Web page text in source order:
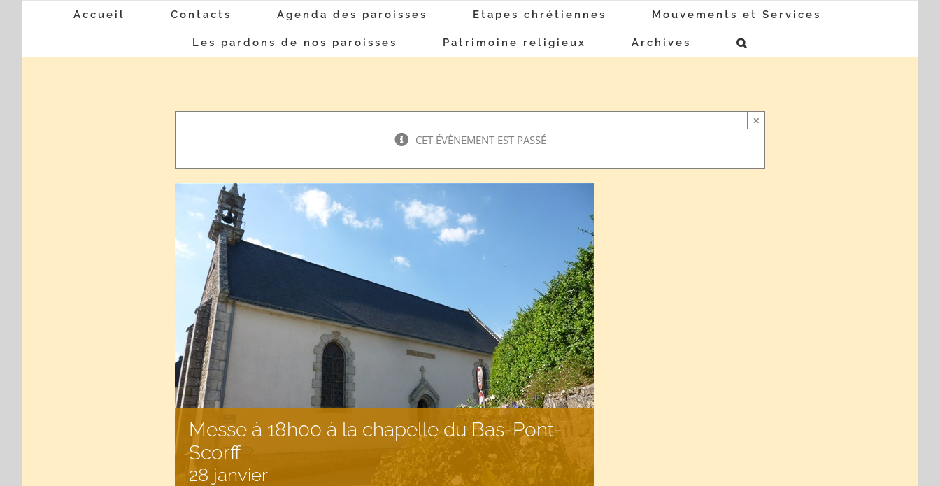
Accueil Contacts Agenda des paroisses Etapes chrétiennes Mouvements et Services
Les pardons de nos paroisses Patrimoine religieux Archives
CET ÉVÈNEMENT EST PASSÉ
×
Messe à 18h00 à la chapelle du Bas-Pont-
Scorff
28 janvier